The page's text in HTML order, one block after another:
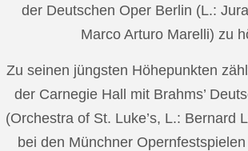
der Deutschen Oper Berlin (L.:
Marco Arturo Marelli) zu
Zu seinen jüngsten Höhepunkten
der Carnegie Hall mit Brahms’
(Orchestra of St. Luke’s, L.: Bernard
bei den Münchner